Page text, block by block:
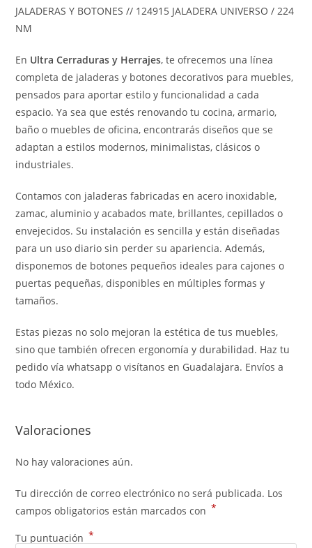
JALADERAS Y BOTONES // 124915 JALADERA UNIVERSO / 224
NM
En Ultra Cerraduras y Herrajes, te ofrecemos una línea
completa de jaladeras y botones decorativos para muebles,
pensados para aportar estilo y funcionalidad a cada
espacio. Ya sea que estés renovando tu cocina, armario,
baño o muebles de oficina, encontrarás diseños que se
adaptan a estilos modernos, minimalistas, clásicos o
industriales.
Contamos con jaladeras fabricadas en acero inoxidable,
zamac, aluminio y acabados mate, brillantes, cepillados o
envejecidos. Su instalación es sencilla y están diseñadas
para un uso diario sin perder su apariencia. Además,
disponemos de botones pequeños ideales para cajones o
puertas pequeñas, disponibles en múltiples formas y
tamaños.
Estas piezas no solo mejoran la estética de tus muebles,
sino que también ofrecen ergonomía y durabilidad. Haz tu
pedido vía whatsapp o visítanos en Guadalajara. Envíos a
todo México.
Valoraciones
No hay valoraciones aún.
Tu dirección de correo electrónico no será publicada. Los
campos obligatorios están marcados con *
Tu puntuación *